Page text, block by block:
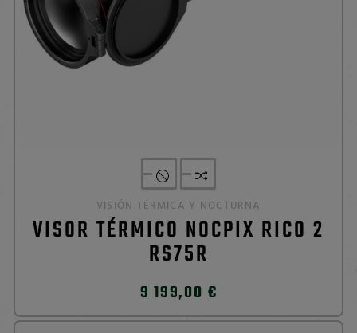
VISIÓN TÉRMICA Y NOCTURNA
VISOR TÉRMICO NOCPIX RICO 2
RS75R
9 199,00 €